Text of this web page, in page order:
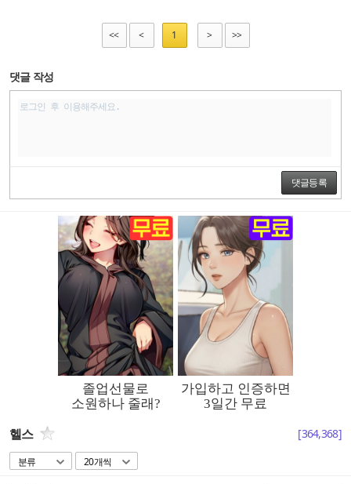
<< < 1 > >>
댓글 작성
댓글등록
헬스 [364,368]
분류 20개씩